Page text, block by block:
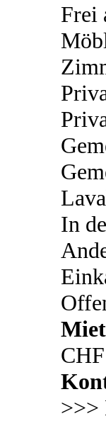
Frei
In
CHF
>>>